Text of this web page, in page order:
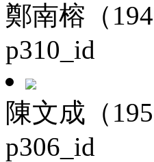
鄭南榕（
p310_id
陳文成（
p306_id